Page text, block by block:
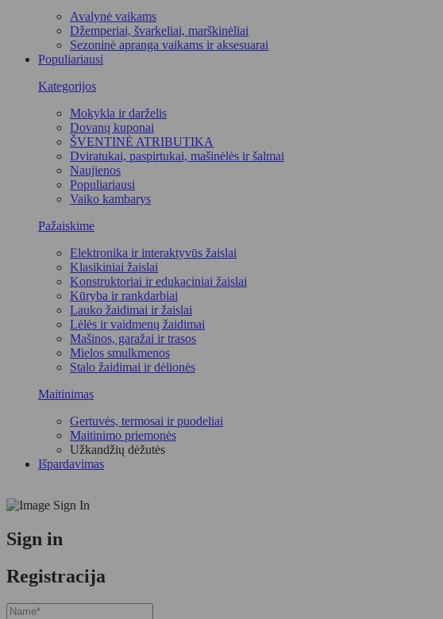
Avalynė vaikams
Džemperiai, švarkeliai, marškinėliai
Sezoninė apranga vaikams ir aksesuarai
Populiariausi
Kategorijos
Mokykla ir darželis
Dovanų kuponai
ŠVENTINĖ ATRIBUTIKA
Dviratukai, paspirtukai, mašinėlės ir šalmai
Naujienos
Populiariausi
Vaiko kambarys
Pažaiskime
Elektronika ir interaktyvūs žaislai
Klasikiniai žaislai
Konstruktoriai ir edukaciniai žaislai
Kūryba ir rankdarbiai
Lauko žaidimai ir žaislai
Lėlės ir vaidmenų žaidimai
Mašinos, garažai ir trasos
Mielos smulkmenos
Stalo žaidimai ir dėlionės
Maitinimas
Gertuvės, termosai ir puodeliai
Maitinimo priemonės
Užkandžių dėžutės
Išpardavimas
Sign in
Registracija